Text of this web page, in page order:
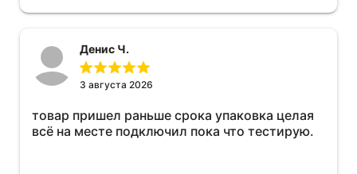
Денис Ч.
3 августа 2026
товар пришел раньше срока упаковка целая
всё на месте подключил пока что тестирую.